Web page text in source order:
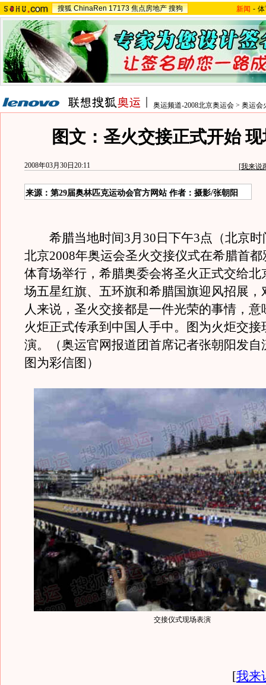
搜狐 ChinaRen 17173 焦点房地产 搜狗 新闻 -
奥运频道-2008北京奥运会 > 奥运会
图文：圣火交接正式开始
2008年03月30日20:11 [我来说
来源：第29届奥林匹克运动会官方网站 作者：摄影/张朝阳
希腊当地时间3月30日下午3点（北京时
北京2008年奥运会圣火交接仪式在希腊首
体育场举行，希腊奥委会将圣火正式交给北
场五星红旗、五环旗和希腊国旗迎风招展，
人来说，圣火交接都是一件光荣的事情，意
火炬正式传承到中国人手中。图为火炬交接
演。（奥运官网报道团首席记者张朝阳发自
图为彩信图）
交接仪式现场表演
[我来